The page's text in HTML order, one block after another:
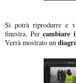
Si potrà riprodurre e
finestra. Percambiare
Verrà mostrato un